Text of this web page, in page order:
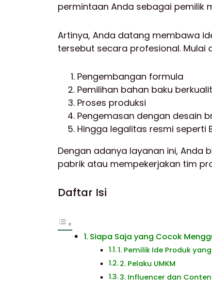
permintaan Anda sebagai pemilik
Artinya, Anda datang membawa
tersebut secara profesional. Mulai
Pengembangan formula
Pemilihan bahan baku
Proses produksi
Pengemasan dengan desain
Hingga legalitas resmi seperti
Dengan adanya layanan ini, Anda
pabrik atau mempekerjakan tim
Daftar Isi
Siapa Saja yang Cocok
1. Pemilik Ide Produk
2. Pelaku UMKM
3. Influencer dan